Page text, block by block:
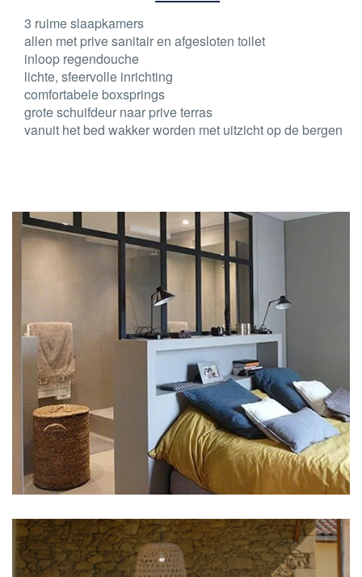
3 ruime slaapkamers
allen met prive sanitair en afgesloten toilet
inloop regendouche
lichte, sfeervolle inrichting
comfortabele boxsprings
grote schuifdeur naar prive terras
vanuit het bed wakker worden met uitzicht op de bergen